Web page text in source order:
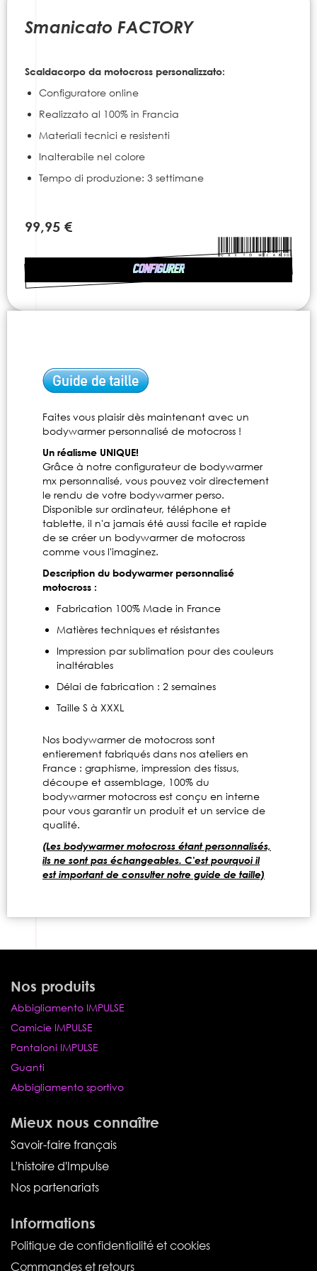
Smanicato FACTORY
Scaldacorpo da motocross personalizzato:
Configuratore online
Realizzato al 100% in Francia
Materiali tecnici e resistenti
Inalterabile nel colore
Tempo di produzione: 3 settimane
CONFIGURER
99,95 €
beginning
images
gallery
Faites vous plaisir dès maintenant avec un
bodywarmer personnalisé de motocross !
Un réalisme UNIQUE!
Grâce à notre configurateur de bodywarmer
mx personnalisé, vous pouvez voir directement
le rendu de votre bodywarmer perso.
Disponible sur ordinateur, téléphone et
tablette, il n'a jamais été aussi facile et rapide
de se créer un bodywarmer de motocross
comme vous l'imaginez.
Description du bodywarmer personnalisé
motocross :
Fabrication 100% Made in France
Matières techniques et résistantes
Impression par sublimation pour des couleurs
inaltérables
Délai de fabrication : 2 semaines
Taille S à XXXL
Nos bodywarmer de motocross sont
entierement fabriqués dans nos ateliers en
France : graphisme, impression des tissus,
découpe et assemblage, 100% du
bodywarmer motocross est conçu en interne
pour vous garantir un produit et un service de
qualité.
(Les bodywarmer motocross étant personnalisés,
ils ne sont pas échangeables. C'est pourquoi il
est important de consulter notre guide de taille)
Nos produits
Abbigliamento IMPULSE
Camicie IMPULSE
Pantaloni IMPULSE
Guanti
Abbigliamento sportivo
Mieux nous connaître
Savoir-faire français
L'histoire d'Impulse
Nos partenariats
Informations
Politique de confidentialité et cookies
Commandes et retours